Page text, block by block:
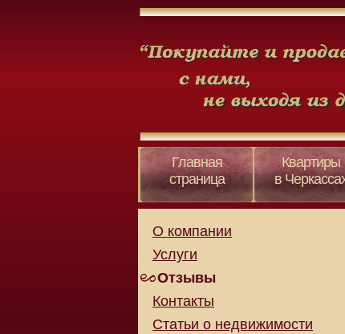
Главная
страница
Квартиры
в
О компании
Услуги
Отзывы
Контакты
Статьи о недвижимости